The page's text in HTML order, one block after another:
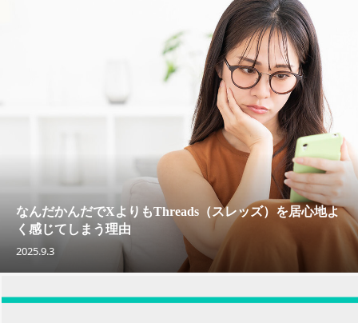
なんだかんだでXよりもThreads（スレッズ）を居心地よ
く感じてしまう理由
2025.9.3